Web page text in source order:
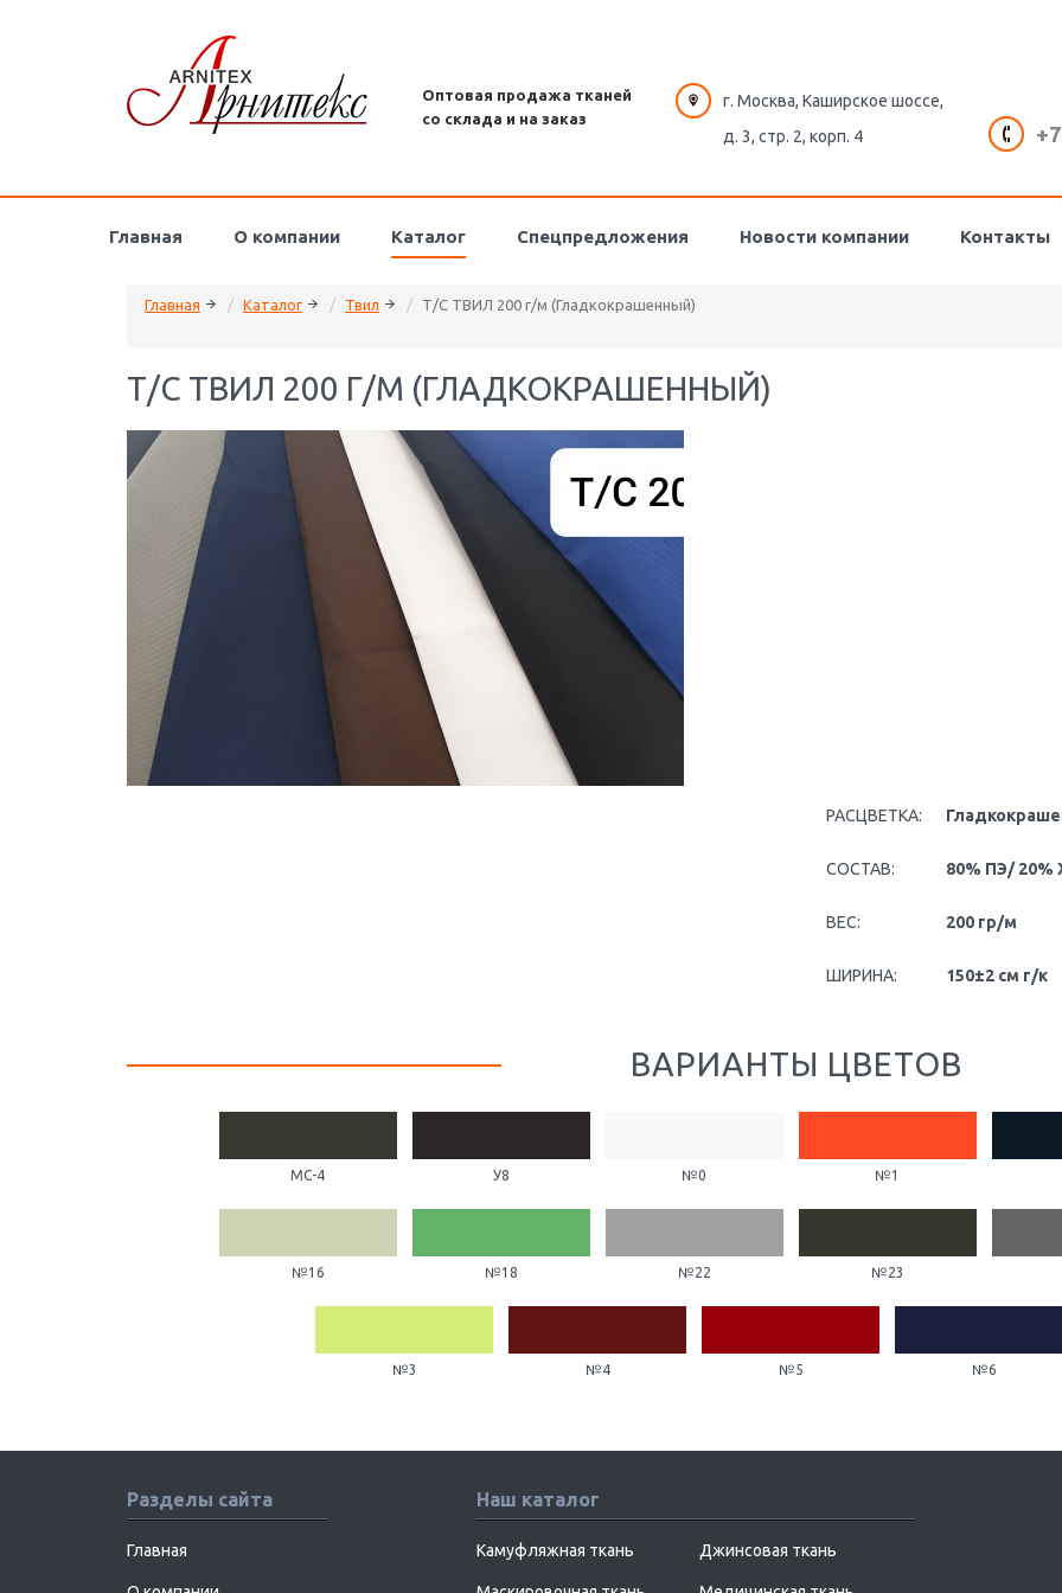
г. Москва, Каширское шоссе,
д. 3, стр. 2, корп. 4
Оптовая продажа тканей
со склада и на заказ
Главная О компании Каталог Спецпредложения Новости компании Контакты
Главная Каталог Твил Т/С ТВИЛ 200 г/м (Гладкокрашенный)
Т/С ТВИЛ 200 Г/М (ГЛАДКОКРАШЕННЫЙ)
РАСЦВЕТКА:
СОСТАВ: 80% ПЭ/ 20%
ВЕС: 200 гр/м
ШИРИНА: 150±2 см г/к
ВАРИАНТЫ ЦВЕТОВ
МС-4 У8 №0 №1
№16 №18 №22 №23
№3 №4 №5 №6
Разделы сайта
Главная
Наш каталог
Камуфляжная ткань Джинсовая ткань